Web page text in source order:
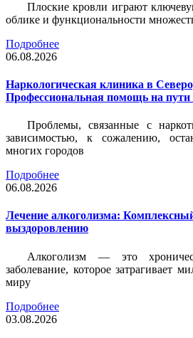
Плоские кровли играют
облике и функциональности
Подробнее
06.08.2026
Наркологическая клиника в
Профессиональная помощь на пути
Проблемы, связанные с
зависимостью, к сожалению,
многих городов
Подробнее
06.08.2026
Лечение алкоголизма:
выздоровлению
Алкоголизм — это
заболевание, которое затрагивает
миру
Подробнее
03.08.2026